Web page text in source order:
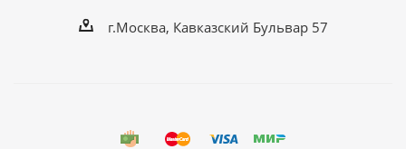
г.Москва, Кавказский Бульвар 57